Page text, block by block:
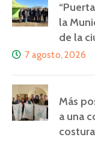
la
de la
7 agosto, 2026
Más
a una